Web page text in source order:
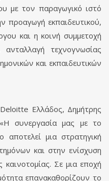
με τον παραγωγικό ιστό
προαγωγή εκπαιδευτικού,
και η κοινή συμμετοχή
τεχνογνωσίας
και εκπαιδευτικών
Ελλάδος, Δημήτρης
«Η συνεργασία μας με το
αποτελεί μια στρατηγική
και στην ενίσχυση
καινοτομίας. Σε μια εποχή
επανακαθορίζουν το